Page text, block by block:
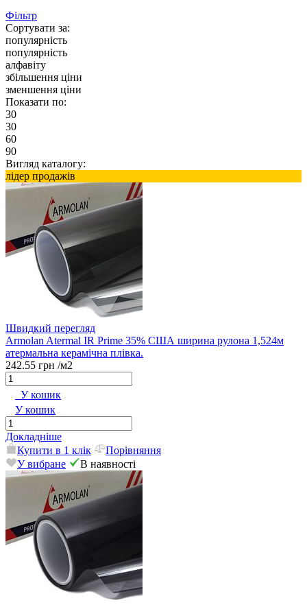
Фільтр
Сортувати за:
популярність
популярність
алфавіту
збільшення ціни
зменшення ціни
Показати по:
30
30
60
90
Вигляд каталогу:
лідер продажів
Швидкий перегляд
Armolan Atermal IR Prime 35% США ширина рулона 1,524м
атермальна керамічна плівка.
242.55 грн /м2
У кошик
У кошик
Докладніше
Купити в 1 клік
Порівняння
У вибране
В наявності